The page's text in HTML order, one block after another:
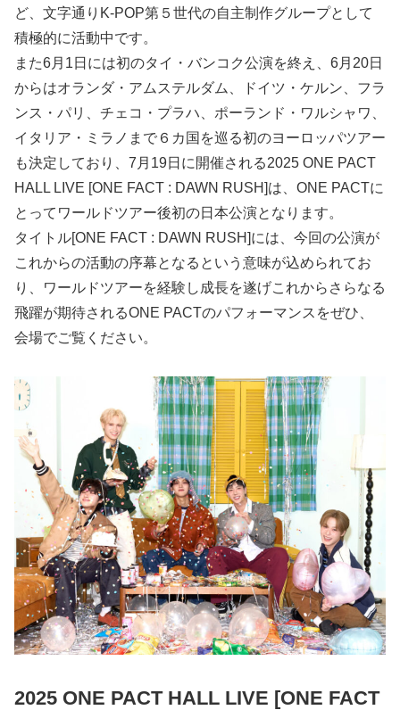
ど、文字通りK-POP第５世代の自主制作グループとして
積極的に活動中です。
また6月1日には初のタイ・バンコク公演を終え、6月20日
からはオランダ・アムステルダム、ドイツ・ケルン、フラ
ンス・パリ、チェコ・プラハ、ポーランド・ワルシャワ、
イタリア・ミラノまで６カ国を巡る初のヨーロッパツアー
も決定しており、7月19日に開催される2025 ONE PACT
HALL LIVE [ONE FACT : DAWN RUSH]は、ONE PACTに
とってワールドツアー後初の日本公演となります。
タイトル[ONE FACT : DAWN RUSH]には、今回の公演が
これからの活動の序幕となるという意味が込められてお
り、ワールドツアーを経験し成長を遂げこれからさらなる
飛躍が期待されるONE PACTのパフォーマンスをぜひ、
会場でご覧ください。
2025 ONE PACT HALL LIVE [ONE FACT